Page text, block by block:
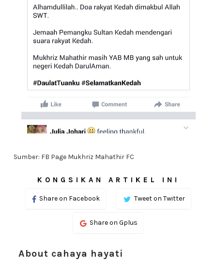
Sumber: FB Page Mukhriz Mahathir FC
KONGSIKAN ARTIKEL INI
Share on Facebook Tweet on Twitter
Share on Gplus
About cahaya hayati